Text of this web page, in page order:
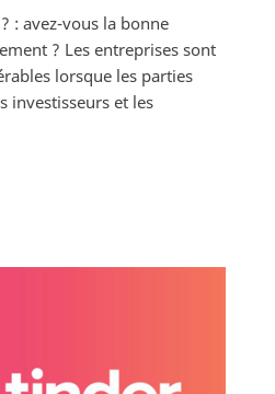
? : avez-vous la bonne
? Les entreprises sont
lorsque les parties
investisseurs et les